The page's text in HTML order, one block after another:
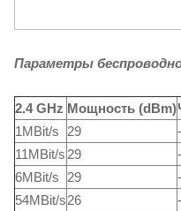
Параметры
2.4 GHz Мощность (dBm)
1MBit/s
29
11MBit/s 29
6MBit/s
29
54MBit/s26